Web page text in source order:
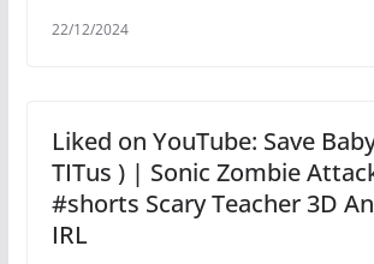
22/12/2024
Liked on YouTube: Save
TITus ) | Sonic Zombie
#shorts Scary Teacher 3D
IRL